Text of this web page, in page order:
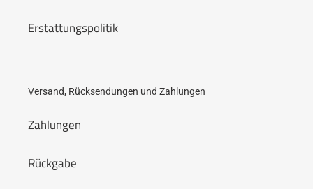
Erstattungspolitik
Versand, Rücksendungen und Zahlungen
Zahlungen
Rückgabe